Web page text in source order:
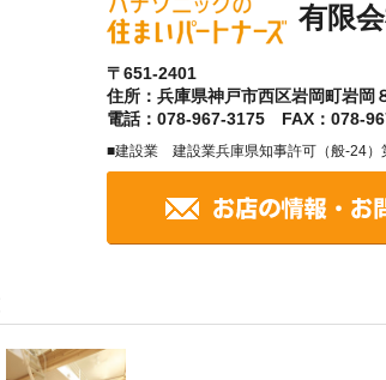
有限
〒651-2401
住所：兵庫県神戸市西区岩岡町岩岡
電話：078-967-3175 FAX：078-
■建設業 建設業兵庫県知事許可（般-24）